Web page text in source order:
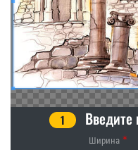
1
Ширина